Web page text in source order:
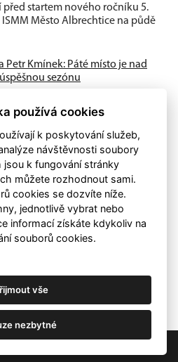
startem nového ročníku 5.
Město Albrechtice na půdě
Petr Kmínek: Páté místo je nad
sezónu
5. místo, dařilo se také
používá cookies
k poskytování služeb,
návštěvnosti soubory
k fungování stránky
můžete rozhodnout sami.
cookies se dozvíte níže.
jednotlivě vybrat nebo
informací získáte kdykoliv na
souborů cookies.
vše
nezbytné